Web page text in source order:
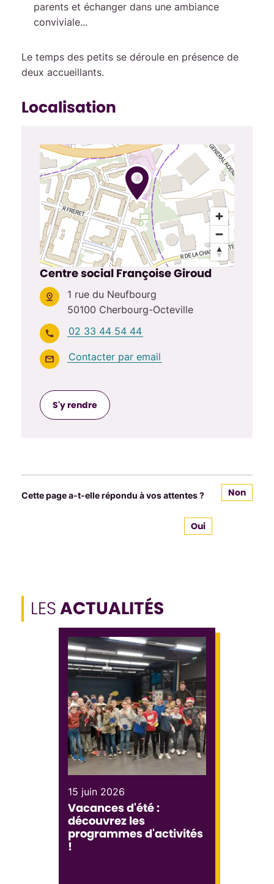
parents et échanger dans une ambiance
conviviale...
Le temps des petits se déroule en présence de
deux accueillants.
Localisation
Centre social Françoise Giroud
1 rue du Neufbourg
50100 Cherbourg-Octeville
02 33 44 54 44
Contacter par email
S'y rendre
Cette page a-t-elle répondu à vos attentes ? Non
Oui
LESACTUALITÉS
Vacances d'été :
découvrez les
programmes d'activités
!
15 juin 2026